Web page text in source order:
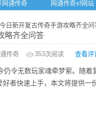
网通传奇 网通传奇sf网站
日新开复古传奇手游攻略齐全问
略齐全问答
传奇 353次阅读 查看评
令无数玩家魂牵梦萦。随着
者快速上手，本文将提供一